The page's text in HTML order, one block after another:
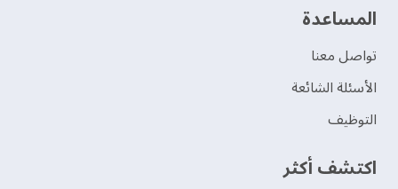
‫المساعدة‬
تواصل معنا
الأسئلة الشائعة
التوظيف
اكتشف أكثر